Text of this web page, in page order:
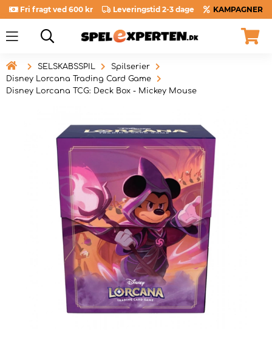
Fri fragt ved 600 kr Leveringstid 2-3 dage KAMPAGNER
 SELSKABSSPIL
Spilserier
Disney Lorcana Trading Card Game
Disney Lorcana TCG: Deck Box - Mickey Mouse